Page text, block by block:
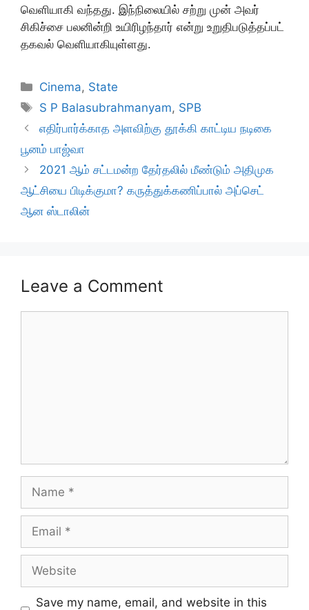
வெளியாகி வந்தது. இந்நிலையில் சற்று முன் அவர்
சிகிச்சை பலனின்றி உயிரிழந்தார் என்று உறுதிபடுத்தப்பட்
தகவல் வெளியாகியுள்ளது.
Categories
Cinema, State
Tags
S P Balasubrahmanyam, SPB
எதிர்பார்க்காத அளவிற்கு தூக்கி காட்டிய நடிகை
பூனம் பாஜ்வா
2021 ஆம் சட்டமன்ற தேர்தலில் மீண்டும் அதிமுக
ஆட்சியை பிடிக்குமா? கருத்துக்கணிப்பால் அப்செட்
ஆன ஸ்டாலின்
Leave a Comment
Save my name, email, and website in this